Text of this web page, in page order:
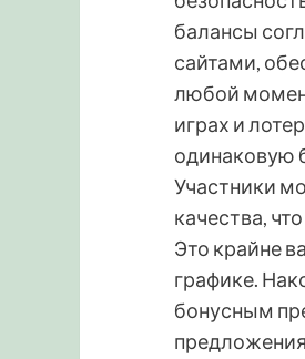
балансы
сайтами,
любой
играх и
одинаковую
Участники
качества,
Это крайне
графике.
бонусным